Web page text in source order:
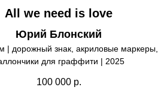
All we need is love
Юрий Блонский
| дорожный знак, акриловые маркеры,
для граффити | 2025
100 000 р.